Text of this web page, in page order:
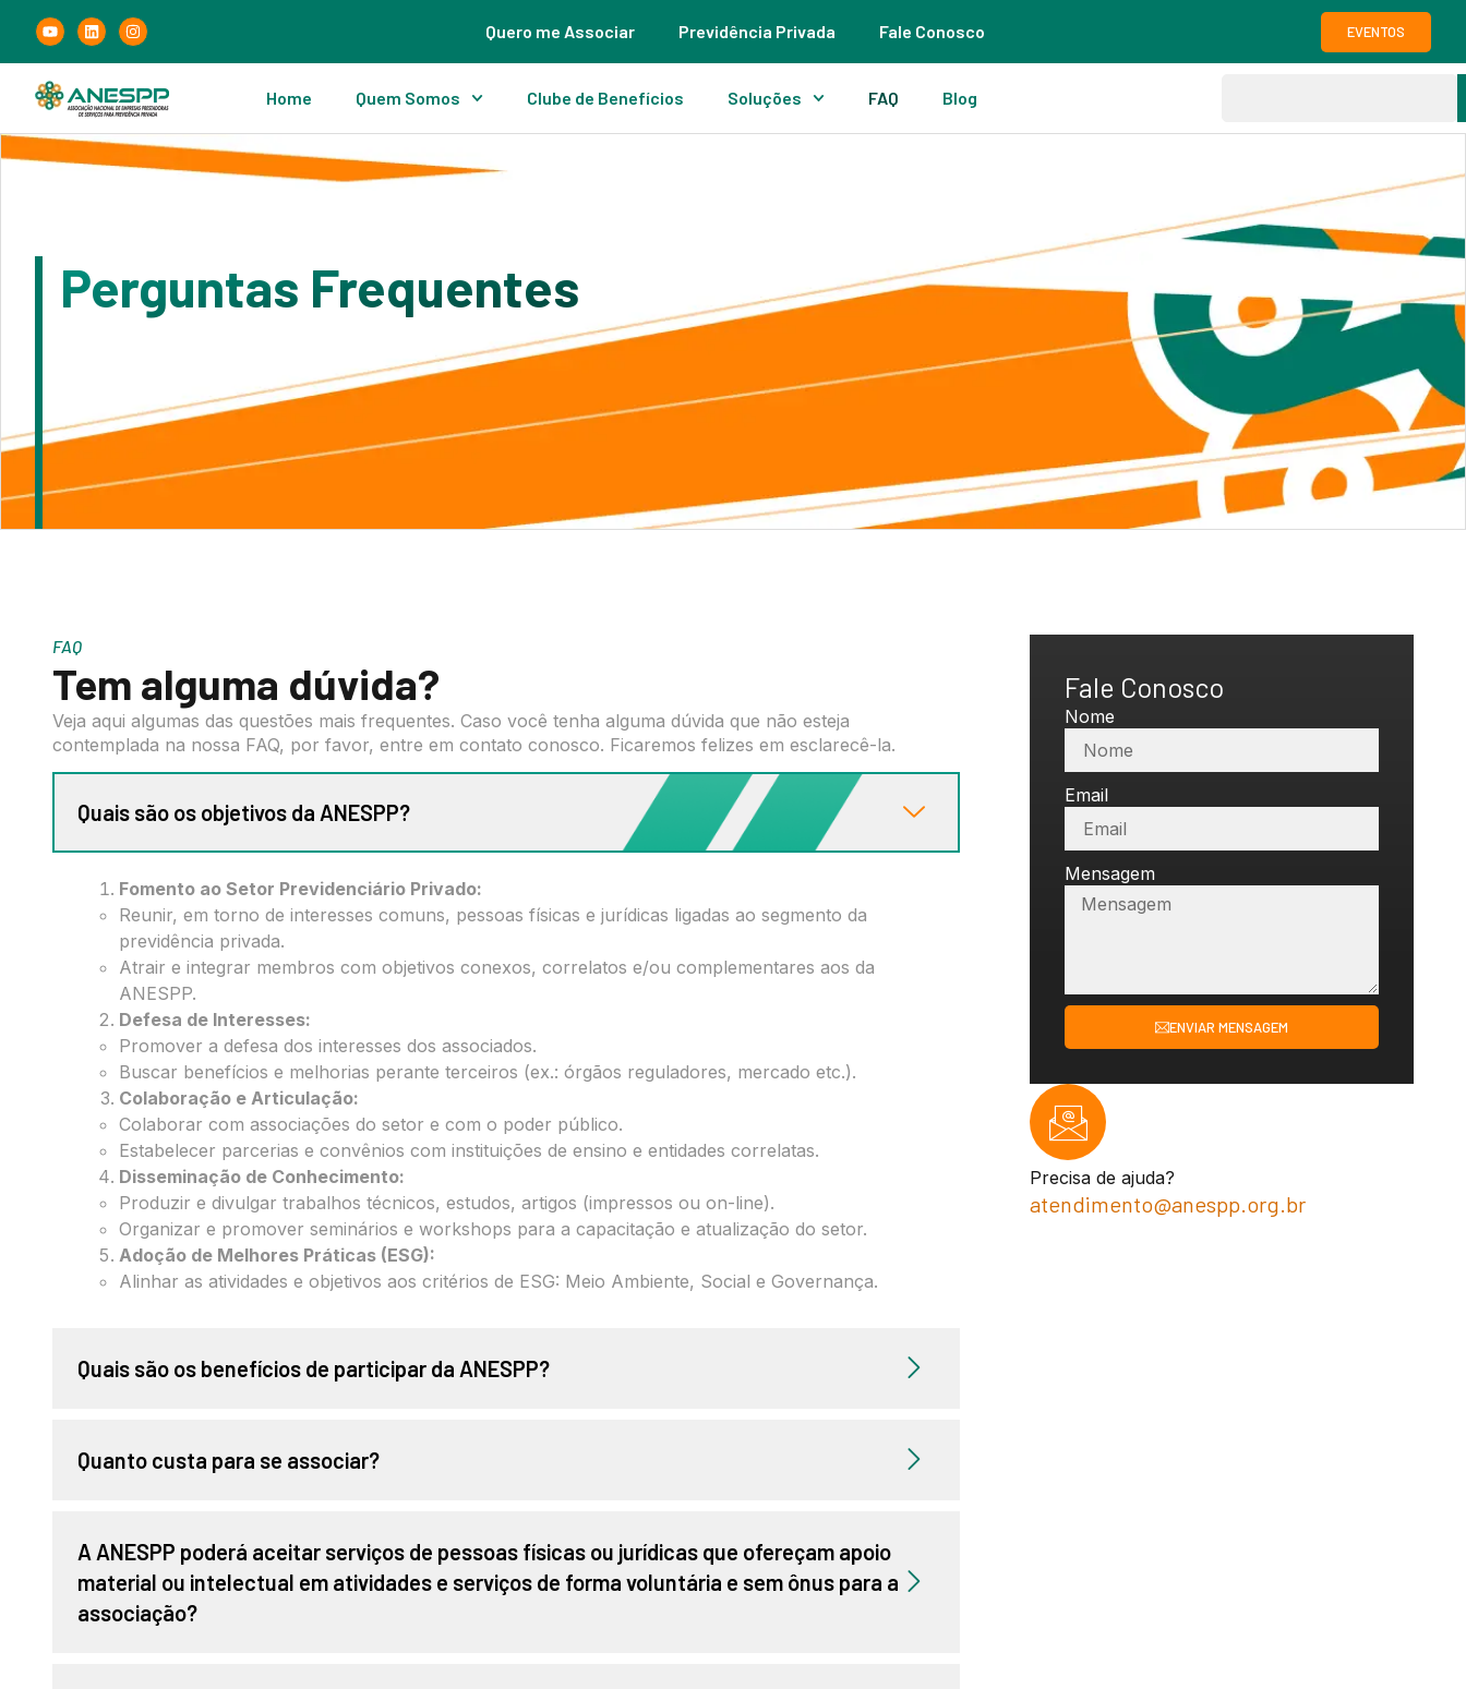
Quero me Associar Previdência Privada Fale Conosco EVENTOS
Home Quem Somos Clube de Benefícios Soluções FAQ Blog
Perguntas Frequentes
FAQ
Tem alguma dúvida?
Veja aqui algumas das questões mais frequentes. Caso você tenha alguma dúvida que não esteja
contemplada na nossa FAQ, por favor, entre em contato conosco. Ficaremos felizes em esclarecê-la.
Quais são os objetivos da ANESPP?
Fomento ao Setor Previdenciário Privado:
Reunir, em torno de interesses comuns, pessoas físicas e jurídicas ligadas ao segmento da
previdência privada.
Atrair e integrar membros com objetivos conexos, correlatos e/ou complementares aos da
ANESPP.
Defesa de Interesses:
Promover a defesa dos interesses dos associados.
Buscar benefícios e melhorias perante terceiros (ex.: órgãos reguladores, mercado etc.).
Colaboração e Articulação:
Colaborar com associações do setor e com o poder público.
Estabelecer parcerias e convênios com instituições de ensino e entidades correlatas.
Disseminação de Conhecimento:
Produzir e divulgar trabalhos técnicos, estudos, artigos (impressos ou on-line).
Organizar e promover seminários e workshops para a capacitação e atualização do setor.
Adoção de Melhores Práticas (ESG):
Alinhar as atividades e objetivos aos critérios de ESG: Meio Ambiente, Social e Governança.
Quais são os benefícios de participar da ANESPP?
Quanto custa para se associar?
A ANESPP poderá aceitar serviços de pessoas físicas ou jurídicas que ofereçam apoio
material ou intelectual em atividades e serviços de forma voluntária e sem ônus para a
associação?
Fale Conosco
Nome
Email
Mensagem
ENVIAR MENSAGEM
Precisa de ajuda?
atendimento@anespp.org.br